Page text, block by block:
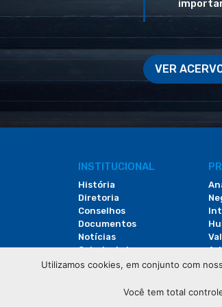
VER
INSTITUCIONAL
História
Diretoria
Conselhos
Documentos
Notícias
Galeria de Imagens
Revista do Comércio
Utilizamos cookies, em conjunto com
Você tem total